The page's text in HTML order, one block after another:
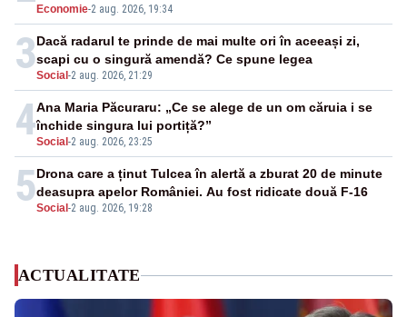
Economie-2 aug. 2026, 19:34
3Social -2 aug. 2026, 21:29
Dacă radarul te prinde de mai multe ori în aceeași zi,
scapi cu o singură amendă? Ce spune legea
4Social -2 aug. 2026, 23:25
Ana Maria Păcuraru: „Ce se alege de un om căruia i se
închide singura lui portiță?”
5Social -2 aug. 2026, 19:28
Drona care a ținut Tulcea în alertă a zburat 20 de minute
deasupra apelor României. Au fost ridicate două F-16
ACTUALITATE